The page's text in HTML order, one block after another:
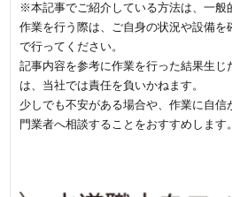
※本記事でご紹介している方法は、一般
作業を行う際は、ご自身の状況や設備を
で行ってください。
記事内容を参考に作業を行った結果生じ
は、当社では責任を負いかねます。
少しでも不安がある場合や、作業に自
門業者へ相談することをおすすめします。